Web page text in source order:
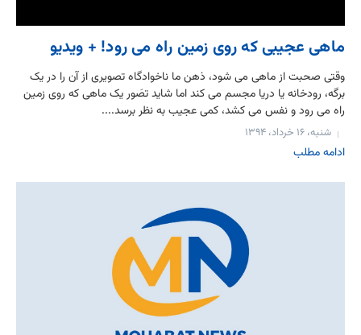
ماهی عجیبی که روی زمین راه می رود! + ویدیو
وقتی صحبت از ماهی می شود، ذهن ما ناخوادگاه تصویری از آن را در یک
برگه، رودخانه یا دریا مجسم می کند اما شاید تصَور یک ماهی که روی زمین
راه می رود و نفس می کشد، کمی عجیب به نظر برسد....
شنبه، ۱۶ خرداد، ۱۳۹۴
ادامه مطلب